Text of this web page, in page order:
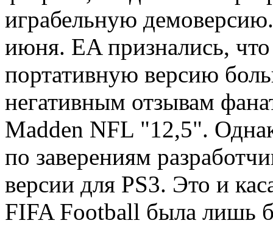
играбельную
июня. EA признались,
портативную версию
негативным отзывам
Madden NFL "12,5".
по заверениям
версии для PS3. Это и
FIFA Football была лишь